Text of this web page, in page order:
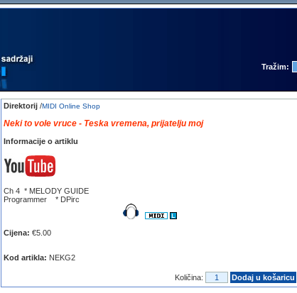
Tražim:
Direktorij /MIDI Online Shop
Neki to vole vruce - Teska vremena, prijatelju moj
Informacije o artiklu
Ch 4 * MELODY GUIDE
Programmer * DPirc
Cijena: €5.00
Kod artikla: NEKG2
Količina: Dodaj u košaricu